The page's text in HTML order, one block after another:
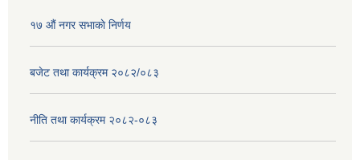
१७ ‌‍औं नगर सभाकाे निर्णय
बजेट तथा कार्यक्रम २०८२/०८३
नीति तथा कार्यक्रम २०८२-०८३